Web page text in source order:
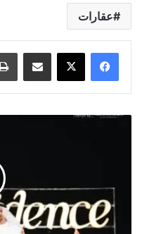
عقارات
مشاركة عبر البريد